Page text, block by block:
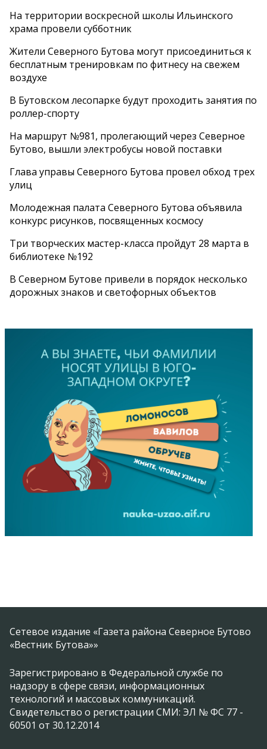
На территории воскресной школы Ильинского
храма провели субботник
Жители Северного Бутова могут присоединиться к
бесплатным тренировкам по фитнесу на свежем
воздухе
В Бутовском лесопарке будут проходить занятия по
роллер-спорту
На маршрут №981, пролегающий через Северное
Бутово, вышли электробусы новой поставки
Глава управы Северного Бутова провел обход трех
улиц
Молодежная палата Северного Бутова объявила
конкурс рисунков, посвященных космосу
Три творческих мастер-класса пройдут 28 марта в
библиотеке №192
В Северном Бутове привели в порядок несколько
дорожных знаков и светофорных объектов
Сетевое издание «Газета района Северное Бутово
«Вестник Бутова»»
Зарегистрировано в Федеральной службе по
надзору в сфере связи, информационных
технологий и массовых коммуникаций.
Свидетельство о регистрации СМИ: ЭЛ № ФС 77 -
60501 от 30.12.2014